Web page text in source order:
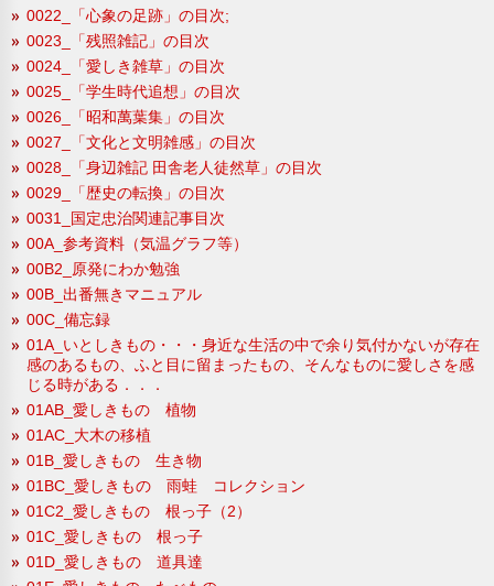
0022_「心象の足跡」の目次;
0023_「残照雑記」の目次
0024_「愛しき雑草」の目次
0025_「学生時代追想」の目次
0026_「昭和萬葉集」の目次
0027_「文化と文明雑感」の目次
0028_「身辺雑記 田舎老人徒然草」の目次
0029_「歴史の転換」の目次
0031_国定忠治関連記事目次
00A_参考資料（気温グラフ等）
00B2_原発にわか勉強
00B_出番無きマニュアル
00C_備忘録
01A_いとしきもの・・・身近な生活の中で余り気付かないが存在
感のあるもの、ふと目に留まったもの、そんなものに愛しさを感
じる時がある．．．
01AB_愛しきもの 植物
01AC_大木の移植
01B_愛しきもの 生き物
01BC_愛しきもの 雨蛙 コレクション
01C2_愛しきもの 根っ子（2）
01C_愛しきもの 根っ子
01D_愛しきもの 道具達